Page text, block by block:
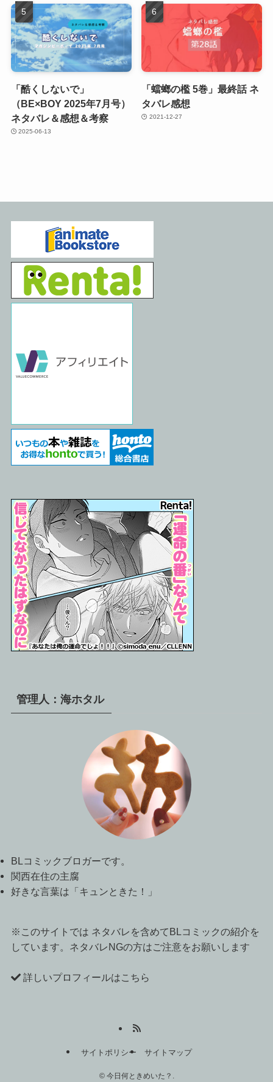
「酷くしないで」
（BE×BOY 2025年7月号）
ネタバレ＆感想＆考察
2025-06-13
「蟷螂の檻 5巻」最終話 ネ
タバレ感想
2021-12-27
管理人：海ホタル
BLコミックブロガーです。
関西在住の主腐
好きな言葉は「キュンときた！」
※このサイトでは ネタバレを含めてBLコミックの紹介を
しています。ネタバレNGの方はご注意をお願いします
詳しいプロフィールはこちら
サイトポリシー サイトマップ
©今日何ときめいた？.